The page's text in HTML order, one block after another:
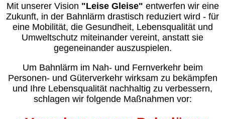
Mit unserer Vision "Leise Gleise" entwerfen wir eine
Zukunft, in der Bahnlärm drastisch reduziert wird - für
eine Mobilität, die Gesundheit, Lebensqualität und
Umweltschutz miteinander vereint, anstatt sie
gegeneinander auszuspielen.
Um Bahnlärm im Nah- und Fernverkehr beim
Personen- und Güterverkehr wirksam zu bekämpfen
und Ihre Lebensqualität nachhaltig zu verbessern,
schlagen wir folgende Maßnahmen vor: